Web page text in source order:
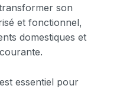
son
et fonctionnel,
domestiques et
essentiel pour